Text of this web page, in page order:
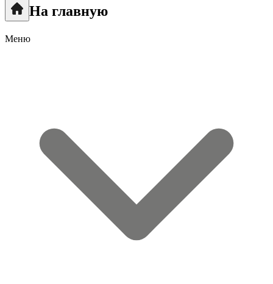
На главную
Меню